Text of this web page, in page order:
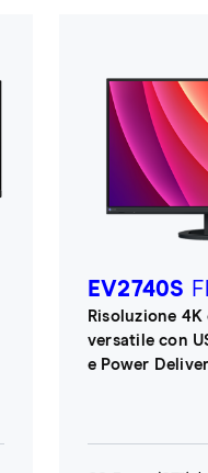
EV2740S
Risoluzione
versatile con
e Power